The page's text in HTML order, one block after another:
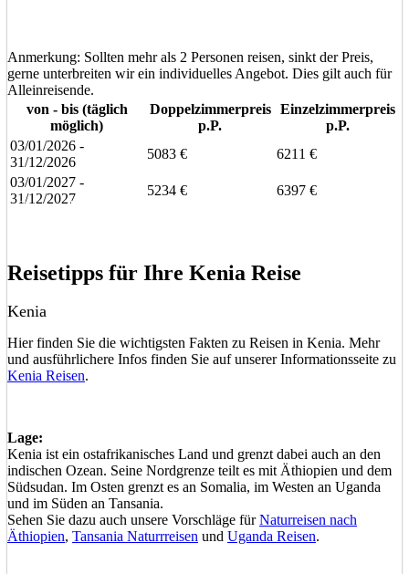
Anmerkung: Sollten mehr als 2 Personen reisen, sinkt der Preis,
gerne unterbreiten wir ein individuelles Angebot. Dies gilt auch für
Alleinreisende.
von - bis (täglich
möglich)
Doppelzimmerpreis
p.P.
Einzelzimmerpreis
p.P.
03/01/2026 -
31/12/2026
5083 €
6211 €
03/01/2027 -
31/12/2027
5234 € 6397 €
Eine unverbindliche Anfrage stellen
Reisetipps für Ihre Kenia Reise
Kenia
Hier finden Sie die wichtigsten Fakten zu Reisen in Kenia. Mehr
und ausführlichere Infos finden Sie auf unserer Informationsseite zu
Kenia Reisen.
Lage:
Kenia ist ein ostafrikanisches Land und grenzt dabei auch an den
indischen Ozean. Seine Nordgrenze teilt es mit Äthiopien und dem
Südsudan. Im Osten grenzt es an Somalia, im Westen an Uganda
und im Süden an Tansania.
Sehen Sie dazu auch unsere Vorschläge fürNaturreisen nach
Äthiopien, Tansania Naturrreisen und Uganda Reisen.